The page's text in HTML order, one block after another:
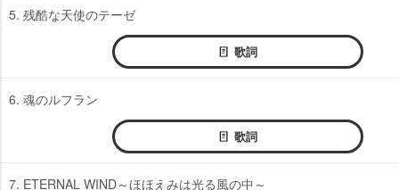
5. 残酷な天使のテーゼ
歌詞
6. 魂のルフラン
歌詞
7. ETERNAL WIND～ほほえみは光る風の中～